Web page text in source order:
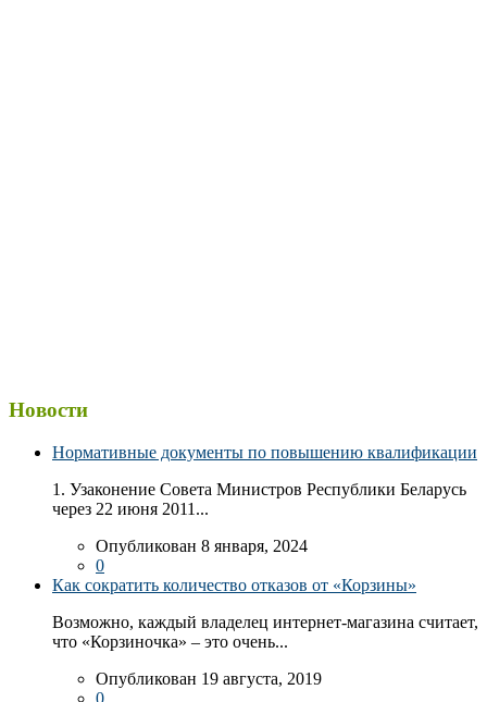
Новости
Нормативные документы по повышению квалификации
1. Узаконение Совета Министров Республики Беларусь
через 22 июня 2011...
Опубликован 8 января, 2024
0
Как сократить количество отказов от «Корзины»
Возможно, каждый владелец интернет-магазина считает,
что «Корзиночка» – это очень...
Опубликован 19 августа, 2019
0